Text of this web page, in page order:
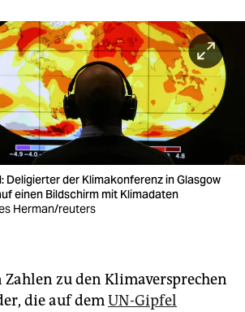
Deligierter der Klimakonferenz in Glasgow
einen Bildschirm mit Klimadaten
Herman/reuters
Zahlen zu den Klimaversprechen
die auf demUN-Gipfel